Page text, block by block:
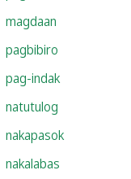
magdaan
pagbibiro
pag-indak
natutulog
nakapasok
nakalabas